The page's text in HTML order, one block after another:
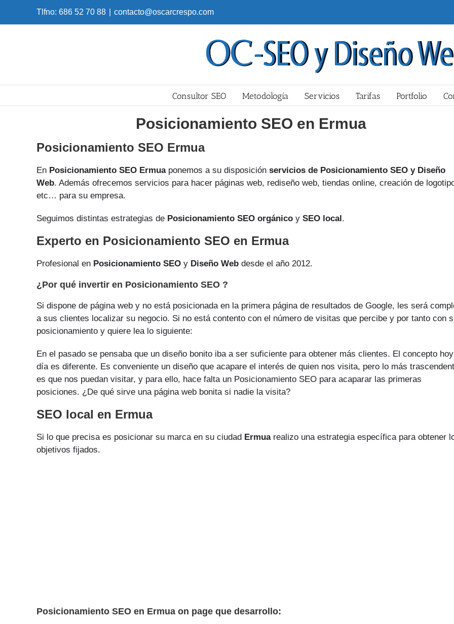
Tlfno: 686 52 70 88 contacto@oscarcrespo.com
Consultor SEO Metodología Servicios Tarifas Portfolio
Posicionamiento SEO en Ermua
Posicionamiento SEO Ermua
En Posicionamiento SEO Ermuaponemos a su disposición servicios de Posicionamiento SEO y Diseño
Web. Además ofrecemos servicios para hacer páginas web, rediseño web, tiendas online, creación de
etc… para su empresa.
Seguimos distintas estrategias de Posicionamiento SEO orgánico y SEO local.
Experto en Posicionamiento SEO en Ermua
Profesional en Posicionamiento SEO y Diseño Web desde el año 2012.
¿Por qué invertir en Posicionamiento SEO ?
Si dispone de página web y no está posicionada en la primera página de resultados de Google, les será
a sus clientes localizar su negocio. Si no está contento con el número de visitas que percibe y por tanto con
posicionamiento y quiere lea lo siguiente:
En el pasado se pensaba que un diseño bonito iba a ser suficiente para obtener más clientes. El concepto
día es diferente. Es conveniente un diseño que acapare el interés de quien nos visita, pero lo más
es que nos puedan visitar, y para ello, hace falta un Posicionamiento SEO para acaparar las primeras
posiciones. ¿De qué sirve una página web bonita si nadie la visita?
SEO local en Ermua
Si lo que precisa es posicionar su marca en su ciudad Ermuarealizo una estrategia específica para obtener
objetivos fijados.
Posicionamiento SEO en Ermua on page que desarrollo: